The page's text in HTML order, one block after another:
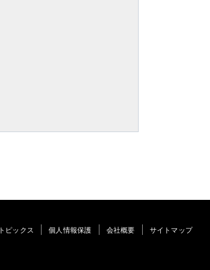
トピックス 個人情報保護 会社概要 サイトマップ